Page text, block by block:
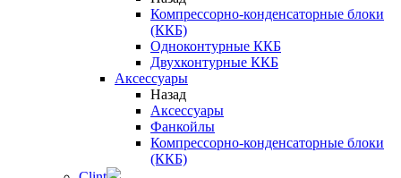
Компрессорно-конденсаторные блоки
(ККБ)
Одноконтурные ККБ
Двухконтурные ККБ
Аксессуары
Назад
Аксессуары
Фанкойлы
Компрессорно-конденсаторные блоки
(ККБ)